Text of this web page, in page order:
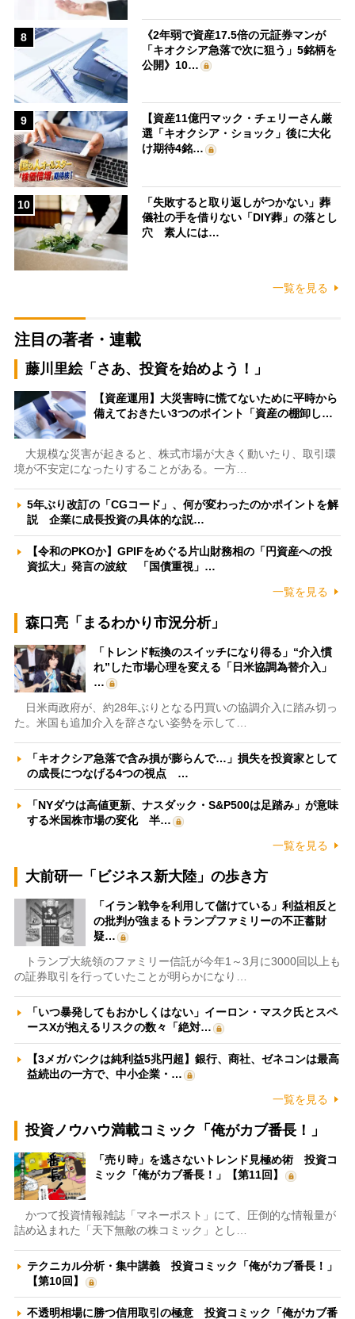
8
《2年弱で資産17.5倍の元証券マンが
「キオクシア急落で次に狙う」5銘柄を
公開》10…
9
【資産11億円マック・チェリーさん厳
選「キオクシア・ショック」後に大化
け期待4銘…
10
「失敗すると取り返しがつかない」葬
儀社の手を借りない「DIY葬」の落とし
穴 素人には…
一覧を見る
注目の著者・連載
藤川里絵「さあ、投資を始めよう！」
【資産運用】大災害時に慌てないために平時から
備えておきたい3つのポイント「資産の棚卸し…
大規模な災害が起きると、株式市場が大きく動いたり、取引環
境が不安定になったりすることがある。一方…
5年ぶり改訂の「CGコード」、何が変わったのかポイントを解
説 企業に成長投資の具体的な説…
【令和のPKOか】GPIFをめぐる片山財務相の「円資産への投
資拡大」発言の波紋 「国債重視」…
一覧を見る
森口亮「まるわかり市況分析」
「トレンド転換のスイッチになり得る」“介入慣
れ”した市場心理を変える「日米協調為替介入」
…
日米両政府が、約28年ぶりとなる円買いの協調介入に踏み切っ
た。米国も追加介入を辞さない姿勢を示して…
「キオクシア急落で含み損が膨らんで…」損失を投資家として
の成長につなげる4つの視点 …
「NYダウは高値更新、ナスダック・S&P500は足踏み」が意味
する米国株市場の変化 半…
一覧を見る
大前研一「ビジネス新大陸」の歩き方
「イラン戦争を利用して儲けている」利益相反と
の批判が強まるトランプファミリーの不正蓄財
疑…
トランプ大統領のファミリー信託が今年1～3月に3000回以上も
の証券取引を行っていたことが明らかになり…
「いつ暴発してもおかしくはない」イーロン・マスク氏とスペ
ースXが抱えるリスクの数々「絶対…
【3メガバンクは純利益5兆円超】銀行、商社、ゼネコンは最高
益続出の一方で、中小企業・…
一覧を見る
投資ノウハウ満載コミック「俺がカブ番長！」
「売り時」を逃さないトレンド見極め術 投資コ
ミック「俺がカブ番長！」【第11回】
かつて投資情報雑誌「マネーポスト」にて、圧倒的な情報量が
詰め込まれた「天下無敵の株コミック」とし…
テクニカル分析・集中講義 投資コミック「俺がカブ番長！」
【第10回】
不透明相場に勝つ信用取引の極意 投資コミック「俺がカブ番